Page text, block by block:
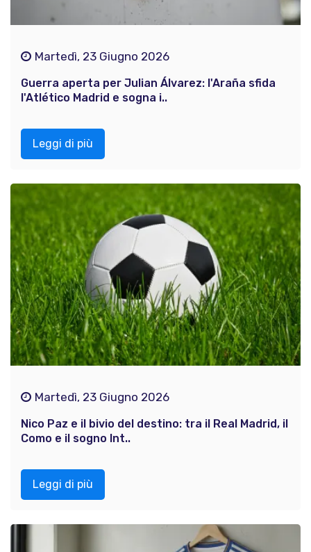
Martedì, 23 Giugno 2026
Guerra aperta per Julian Álvarez: l'Araña sfida
l'Atlético Madrid e sogna i..
Leggi di più
Martedì, 23 Giugno 2026
Nico Paz e il bivio del destino: tra il Real Madrid, il
Como e il sogno Int..
Leggi di più